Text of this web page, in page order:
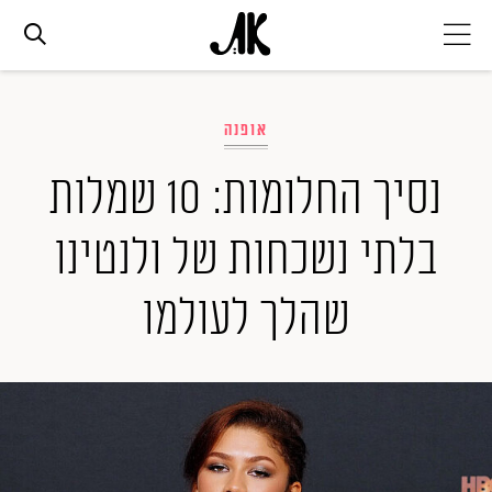
אופנה
ביוטי
סלבס
ערוצים נוספים
המגזין
אופנה
נסיך החלומות: 10 שמלות
בלתי נשכחות של ולנטינו
שהלך לעולמו